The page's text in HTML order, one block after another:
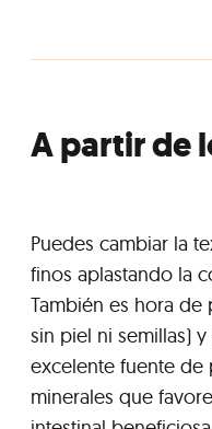
A partir de
Puedes cambiar la
finos aplastando la
También es hora
sin piel ni semillas)
excelente fuente de
minerales que